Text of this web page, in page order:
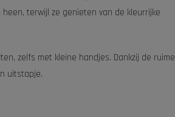
terwijl ze genieten van de kleurrijke
zelfs met kleine handjes. Dankzij de ruime
uitstapje.